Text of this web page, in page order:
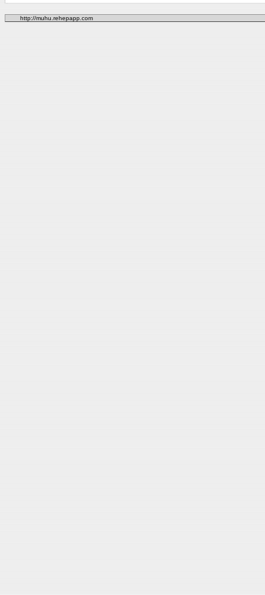
http://muhu.rehepapp.com